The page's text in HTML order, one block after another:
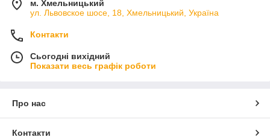
м. Хмельницький
ул. Львовское шосе, 18, Хмельницький, Україна
Контакти
Сьогодні вихідний
Показати весь графік роботи
Про нас
Контакти